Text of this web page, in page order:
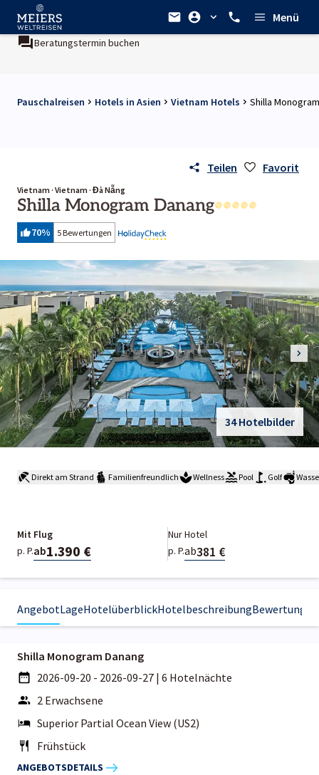
Menü
Beratungstermin buchen
Pauschalreisen Hotels in Asien Vietnam Hotels Shilla
Teilen Favorit
Vietnam · Vietnam · Đà Nẵng
Shilla Monogram Danang
70% 5 Bewertungen
34 Hotelbilder
Direkt am Strand Familienfreundlich Wellness Pool Golf
Mit Flug
p. P.ab1.390 €
Nur Hotel
p. P.ab381 €
AngebotLageHotelüberblickHotelbeschreibungBewertungen
Shilla Monogram Danang
2026-09-20 - 2026-09-27 | 6 Hotelnächte
2 Erwachsene
Superior Partial Ocean View (US2)
Frühstück
ANGEBOTSDETAILS